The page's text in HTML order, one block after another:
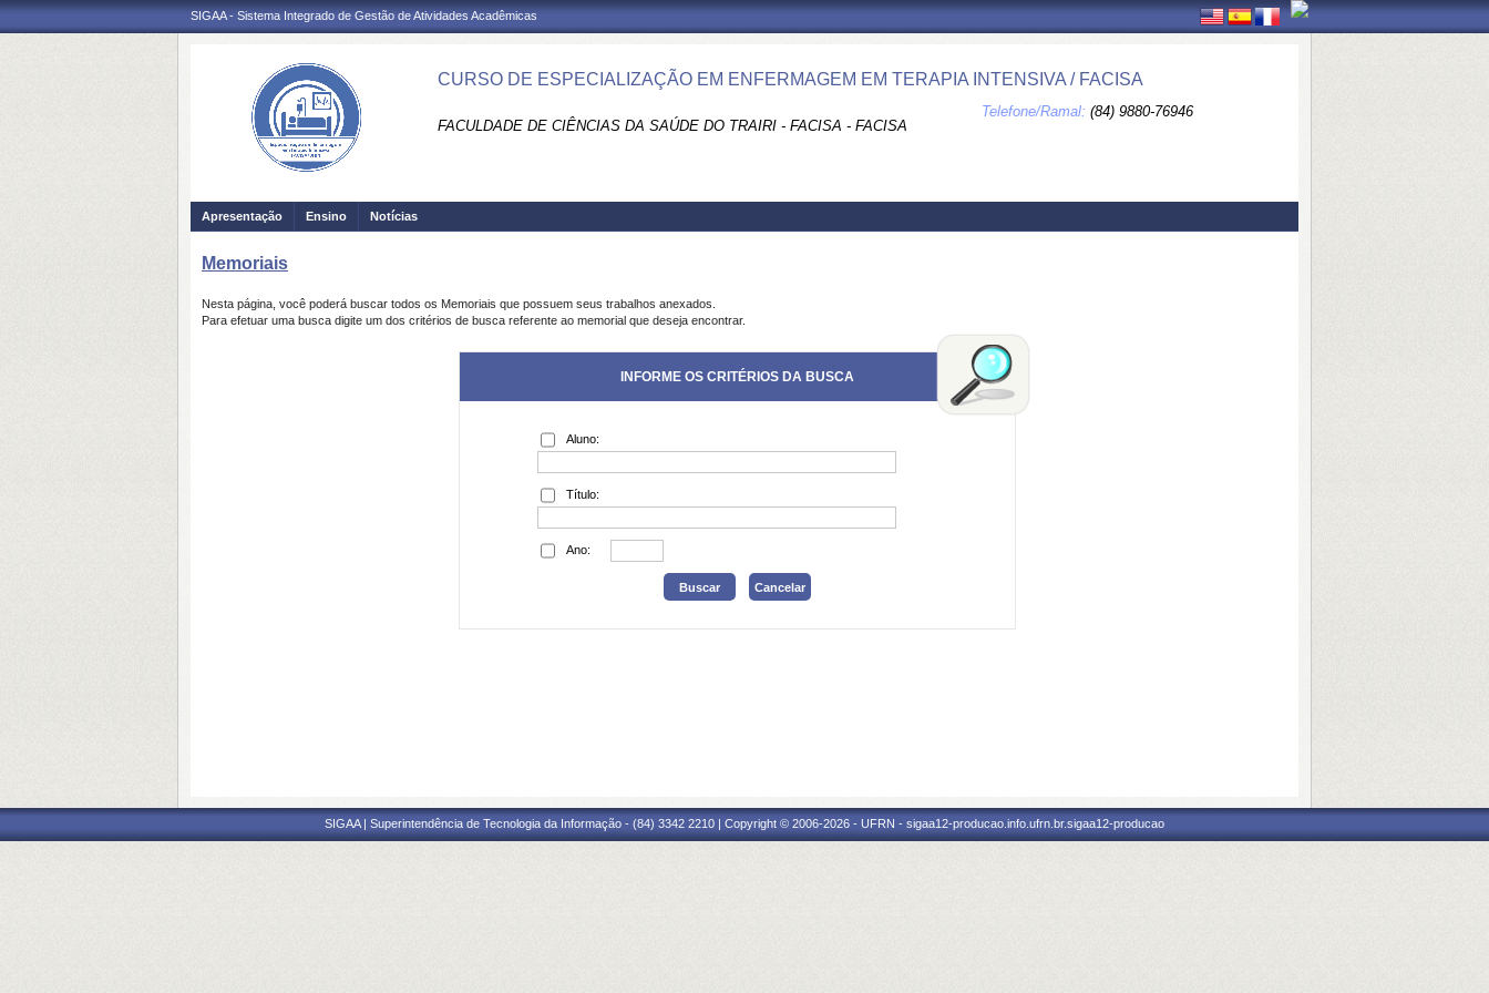
SIGAA - Sistema Integrado de Gestão de Atividades Acadêmicas
CURSO DE ESPECIALIZAÇÃO EM ENFERMAGEM EM TERAPIA INTENSIVA / FACISA
FACULDADE DE CIÊNCIAS DA SAÚDE DO TRAIRI - FACISA - FACISA
Telefone/Ramal: (84) 9880-76946
Apresentação Ensino Notícias
Memoriais
Nesta página, você poderá buscar todos os Memoriais que possuem seus trabalhos anexados.
Para efetuar uma busca digite um dos critérios de busca referente ao memorial que deseja encontrar.
INFORME OS CRITÉRIOS DA BUSCA
Aluno:
Título:
Ano:
SIGAA | Superintendência de Tecnologia da Informação - (84) 3342 2210 | Copyright © 2006-2026 - UFRN - sigaa12-producao.info.ufrn.br.sigaa12-producao